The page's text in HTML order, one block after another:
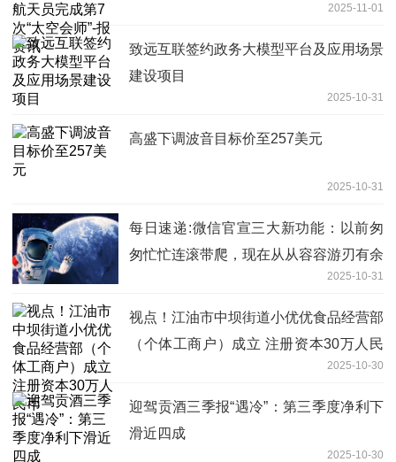
2025-11-01
致远互联签约政务大模型平台及应用场景
建设项目
2025-10-31
高盛下调波音目标价至257美元
2025-10-31
每日速递:微信官宣三大新功能：以前匆
匆忙忙连滚带爬，现在从从容容游刃有余
2025-10-31
视点！江油市中坝街道小优优食品经营部
（个体工商户）成立 注册资本30万人民
2025-10-30
迎驾贡酒三季报“遇冷”：第三季度净利下
滑近四成
2025-10-30